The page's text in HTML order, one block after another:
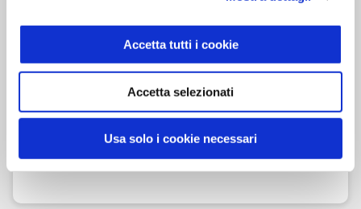
Accetta tutti i cookie
Accetta selezionati
Usa solo i cookie necessari
Modalità di conservazione
Tipo di Conservazione: Fresco
da 0°C a +4°C Dopo l'apertura conservare in
frigorifero e consumare entro 24 ore.